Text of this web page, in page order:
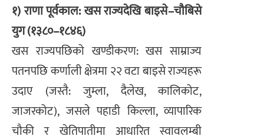
१) राणा पूर्वकाल: खस राज्यदेखि बाइसे–चौबिसे
युग (१३८०–१८४६)
खस राज्यपछिको खण्डीकरण: खस साम्राज्य
पतनपछि कर्णाली क्षेत्रमा २२ वटा बाइसे राज्यहरू
उदाए (जस्तै: जुम्ला, दैलेख, कालिकोट,
जाजरकोट), जसले पहाडी किल्ला, व्यापारिक
चौकी र खेतिपातीमा आधारित स्वावलम्बी